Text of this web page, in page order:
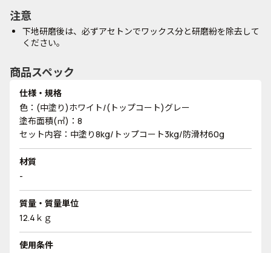
注意
下地研磨後は、必ずアセトンでワックス分と研磨紛を除去して
ください。
商品スペック
仕様・規格
色：(中塗り)ホワイト/(トップコート)グレー
塗布面積(㎡)：8
セット内容：中塗り8kg/トップコート3kg/防滑材60g
材質
-
質量・質量単位
12.4ｋｇ
使用条件